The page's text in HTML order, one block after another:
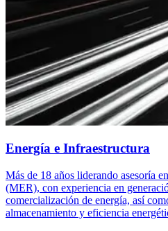
Energía e Infraestructura
Más de 18 años liderando asesoría
(MER), con experiencia en
comercialización de energía, así
almacenamiento y eficiencia